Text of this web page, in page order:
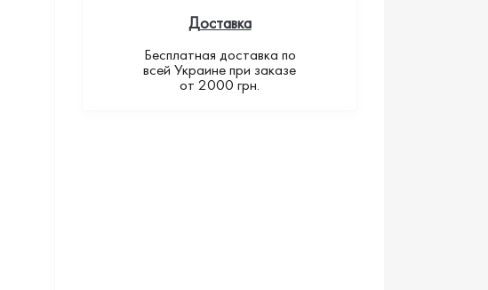
Доставка
Бесплатная доставка по
всей Украине при заказе
от 2000 грн.